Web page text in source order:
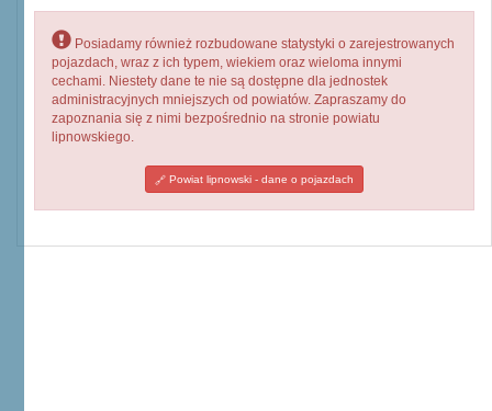
Posiadamy również rozbudowane statystyki o zarejestrowanych
pojazdach, wraz z ich typem, wiekiem oraz wieloma innymi
cechami. Niestety dane te nie są dostępne dla jednostek
administracyjnych mniejszych od powiatów. Zapraszamy do
zapoznania się z nimi bezpośrednio na stronie powiatu
lipnowskiego.
Powiat lipnowski - dane o pojazdach